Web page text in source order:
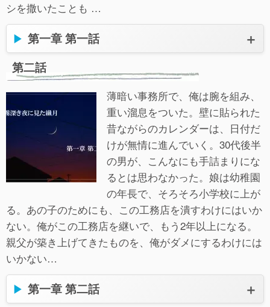
シを撒いたことも …
第一章 第一話
第二話
薄暗い事務所で、俺は腕を組み、
重い溜息をついた。壁に貼られた
昔ながらのカレンダーは、日付だ
けが無情に進んでいく。30代後半
の男が、こんなにも手詰まりにな
るとは思わなかった。娘は幼稚園
の年長で、そろそろ小学校に上が
る。あの子のためにも、この工務店を潰すわけにはいか
ない。俺がこの工務店を継いで、もう2年以上になる。
親父が築き上げてきたものを、俺がダメにするわけには
いかない…
第一章 第二話